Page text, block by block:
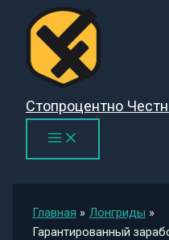
Перейти
содержимому
Стопроцентно
Главная
Лонгриды
Гарантированный